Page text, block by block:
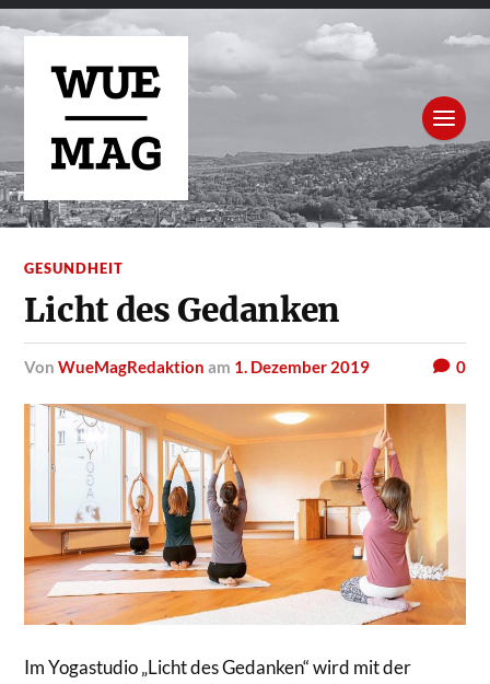
GESUNDHEIT
Licht des Gedanken
vonWueMagRedaktion am 1. Dezember 2019 0
Im Yogastudio „Licht des Gedanken“ wird mit der